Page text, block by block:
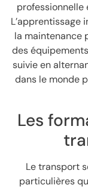
professionnelle
L’apprentissage
la maintenance
des
suivie en
dans le monde
Les
Le transport
particulières